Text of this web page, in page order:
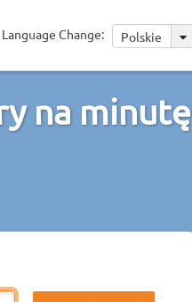
Language Change: Polskie
na minutę